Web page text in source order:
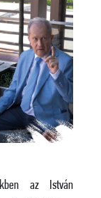
az István